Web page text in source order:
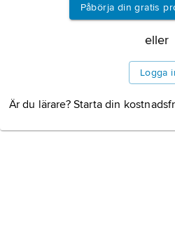
Påbörja din gratis
eller
Logga
Är du lärare? Starta din